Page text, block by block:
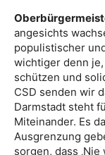
angesichts
populistischer
wichtiger denn
schützen und
CSD senden wir
Darmstadt steht
Miteinander. Es
Ausgrenzung
sorgen, dass